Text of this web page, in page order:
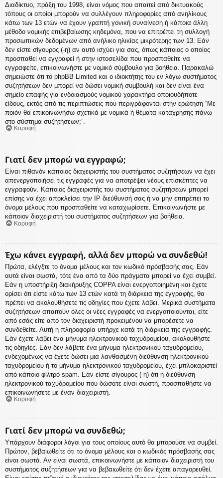
Διαδίκτυο, πράξη του 1998, είναι νόμος που απαιτεί από δικτυακούς
τόπους οι οποίοι μπορούν να συλλέγουν πληροφορίες από ανηλίκους
κάτω των 13 ετών να έχουν γραπτή γονική συναίνεση ή κάποια άλλη
μέθοδο νομικής επιβεβαίωσης κηδεμόνα, που να επιτρέπει τη συλλογή
προσωπικών δεδομένων από ανήλικο ηλικίας μικρότερης των 13. Εάν
δεν είστε σίγουρος (-η) αν αυτό ισχύει για σας, όπως κάποιος ο οποίος
προσπαθεί να εγγραφεί ή στην ιστοσελίδα που προσπαθείτε να
εγγραφείτε, επικοινωνήστε με νομικό σύμβουλο για βοήθεια. Παρακαλώ
σημειώστε ότι το phpBB Limited και ο ιδιοκτήτης του εν λόγω συστήματος
συζητήσεων δεν μπορεί να δώσει νομική συμβουλή και δεν είναι ένα
σημείο επαφής για ενδοιασμούς νομικού χαρακτήρα οποιουδήποτε
είδους, εκτός από τις περιπτώσεις που περιγράφονται στην ερώτηση “Με
ποιόν θα επικοινωνήσω σχετικά με νομικά ή θέματα κατάχρησης πάνω
στο σύστημα συζητήσεων;”.
Κορυφή
Γιατί δεν μπορώ να εγγραφώ;
Είναι πιθανόν κάποιος διαχειριστής του συστήματος συζητήσεων να έχει
απενεργοποιήσει τις εγγραφές για να αποτρέψει νέους επισκέπτες να
εγγραφούν. Κάποιος διαχειριστής του συστήματος συζητήσεων μπορεί
επίσης να έχει αποκλείσει την IP διεύθυνσή σας ή να μην επιτρέπει το
όνομα μέλους που προσπαθείτε να καταχωρίσετε. Επικοινωνήστε με
κάποιον διαχειριστή του συστήματος συζητήσεων για βοήθεια.
Κορυφή
Έχω κάνει εγγραφή, αλλά δεν μπορώ να συνδεθώ!
Πρώτα, ελέγξτε το όνομα μέλους και τον κωδικό πρόσβασής σας. Εάν
αυτά είναι σωστά, τότε ένα από τα δύο πράγματα μπορεί να έχει συμβεί.
Εάν η υποστήριξη διακήρυξης COPPA είναι ενεργοποιημένη και έχετε
ορίσει ότι είστε κάτω των 13 ετών κατά τη διάρκεια της εγγραφής, θα
πρέπει να ακολουθήσετε τις οδηγίες που έχετε λάβει. Μερικά συστήματα
συζητήσεων απαιτούν όλες οι νέες εγγραφές να ενεργοποιούνται, είτε
από εσάς είτε από τον διαχειριστή προκειμένου να μπορέσετε να
συνδεθείτε. Αυτή η πληροφορία υπήρχε κατά τη διάρκεια της εγγραφής.
Εάν έχετε λάβει ένα μήνυμα ηλεκτρονικού ταχυδρομείου, ακολουθήστε
τις οδηγίες. Εάν δεν λάβετε ένα μήνυμα ηλεκτρονικού ταχυδρομείου,
ενδεχομένως να έχετε δώσει μια λανθασμένη διεύθυνση ηλεκτρονικού
ταχυδρομείου ή το μήνυμα ηλεκτρονικού ταχυδρομείου, έχει μπλοκαριστεί
από κάποιο φίλτρο spam. Εάν είστε σίγουρος (-η) ότι η διεύθυνση
ηλεκτρονικού ταχυδρομείου που δώσατε είναι σωστή, προσπαθήστε να
επικοινωνήσετε με έναν διαχειριστή.
Κορυφή
Γιατί δεν μπορώ να συνδεθώ;
Υπάρχουν διάφοροι λόγοι για τους οποίους αυτό θα μπορούσε να συμβεί.
Πρώτον, βεβαιωθείτε ότι το όνομα μέλους και ο κωδικός πρόσβασής σας
είναι σωστά. Αν είναι σωστά, επικοινωνήστε με κάποιον διαχειριστή του
συστήματος συζητήσεων για να βεβαιωθείτε ότι δεν έχετε απαγορευθεί.